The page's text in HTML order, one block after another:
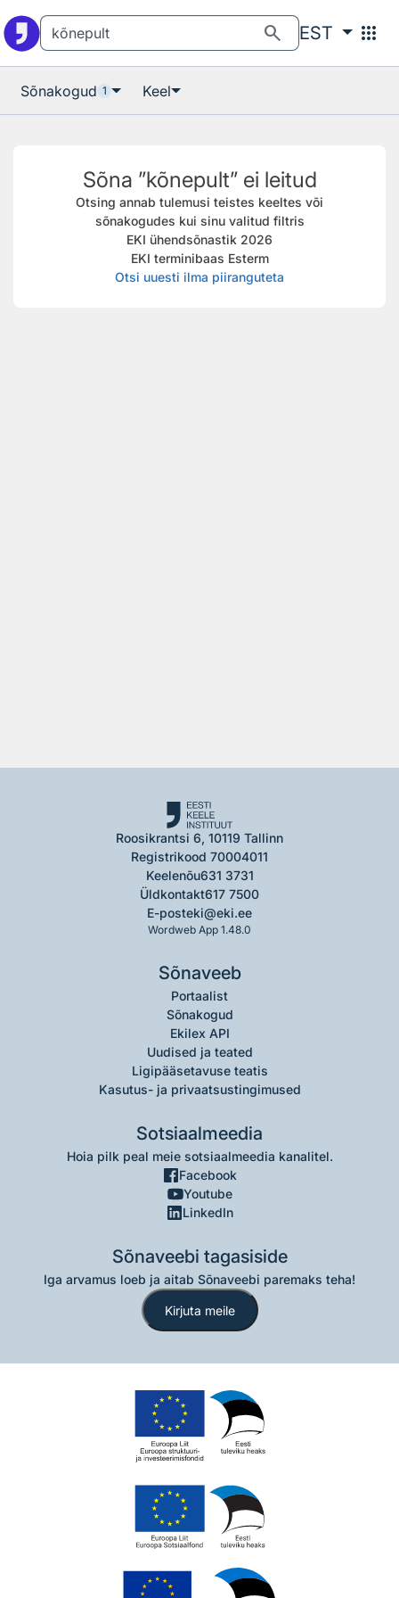
search EST apps
Sõnakogud 1 Keel
Sõna ”kõnepult” ei leitud
Otsing annab tulemusi teistes keeltes või
sõnakogudes kui sinu valitud filtris
EKI ühendsõnastik 2026
EKI terminibaas Esterm
Otsi uuesti ilma piiranguteta
Roosikrantsi 6, 10119 Tallinn
Registrikood 70004011
Keelenõu631 3731
Üldkontakt617 7500
E-posteki@eki.ee
Wordweb App 1.48.0
Sõnaveeb
Portaalist
Sõnakogud
Ekilex API
Uudised ja teated
Ligipääsetavuse teatis
Kasutus- ja privaatsustingimused
Sotsiaalmeedia
Hoia pilk peal meie sotsiaalmeedia kanalitel.
Facebook
Youtube
LinkedIn
Sõnaveebi tagasiside
Iga arvamus loeb ja aitab Sõnaveebi paremaks teha!
Kirjuta meile